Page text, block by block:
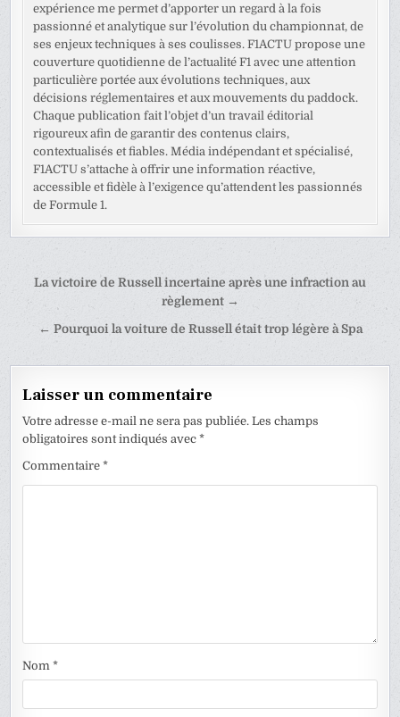
expérience me permet d’apporter un regard à la fois
passionné et analytique sur l’évolution du championnat, de
ses enjeux techniques à ses coulisses. F1ACTU propose une
couverture quotidienne de l’actualité F1 avec une attention
particulière portée aux évolutions techniques, aux
décisions réglementaires et aux mouvements du paddock.
Chaque publication fait l’objet d’un travail éditorial
rigoureux afin de garantir des contenus clairs,
contextualisés et fiables. Média indépendant et spécialisé,
F1ACTU s’attache à offrir une information réactive,
accessible et fidèle à l’exigence qu’attendent les passionnés
de Formule 1.
Navigation
l’article
La victoire de Russell incertaine après une infraction au
règlement →
← Pourquoi la voiture de Russell était trop légère à Spa
Laisser un commentaire
Votre adresse e-mail ne sera pas publiée. Les champs
obligatoires sont indiqués avec*
Commentaire*
Nom*